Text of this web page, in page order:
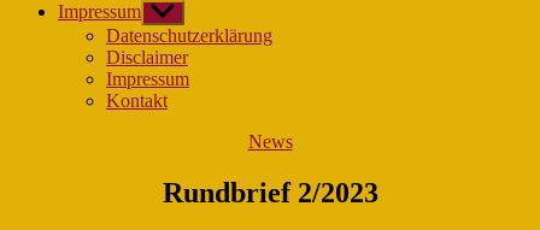
Impressum Untermenü
anzeigen
Datenschutzerklärung
Disclaimer
Impressum
Kontakt
Kategorien
News
Rundbrief 2/2023